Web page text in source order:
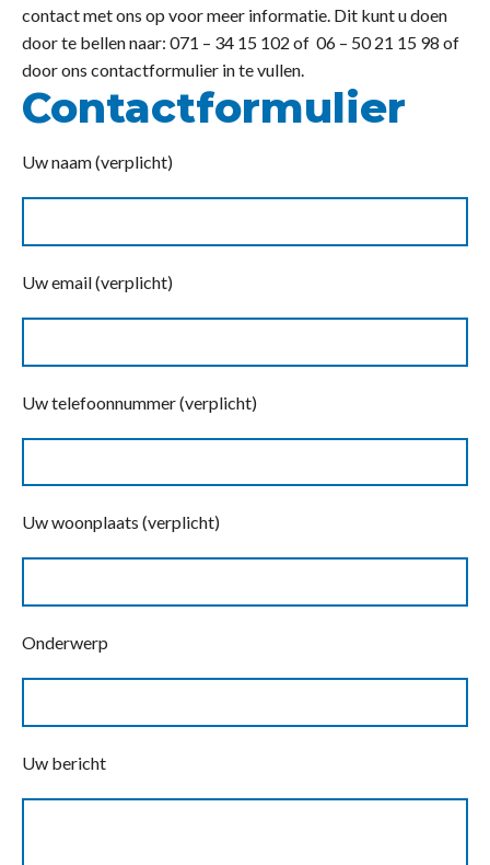
contact met ons op voor meer informatie. Dit kunt u doen
door te bellen naar: 071 – 34 15 102 of 06 – 50 21 15 98 of
door ons contactformulier in te vullen.
Contactformulier
Uw naam (verplicht)
Uw email (verplicht)
Uw telefoonnummer (verplicht)
Uw woonplaats (verplicht)
Onderwerp
Uw bericht